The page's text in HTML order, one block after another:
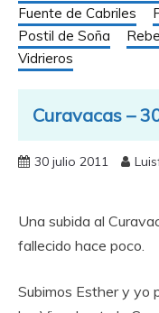
Fuente de Cabriles
Postil de Soña
Vidrieros
Curavacas –
30 julio 2011
Una subida al
fallecido hace poco.
Subimos Esther y yo